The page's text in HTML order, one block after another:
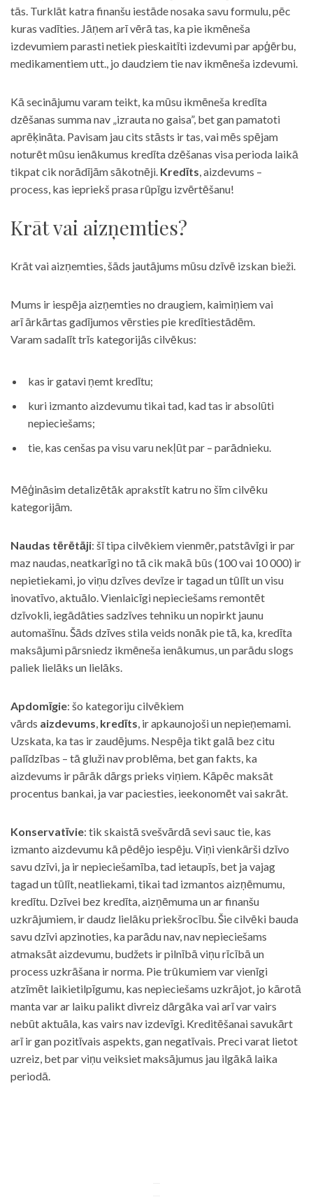
tās. Turklāt katra finanšu iestāde nosaka savu formulu, pēc
kuras vadīties. Jāņem arī vērā tas, ka pie ikmēneša
izdevumiem parasti netiek pieskaitīti izdevumi par apģērbu,
medikamentiem utt., jo daudziem tie nav ikmēneša izdevumi.
Kā secinājumu varam teikt, ka mūsu ikmēneša kredīta
dzēšanas summa nav „izrauta no gaisa”, bet gan pamatoti
aprēķināta. Pavisam jau cits stāsts ir tas, vai mēs spējam
noturēt mūsu ienākumus kredīta dzēšanas visa perioda laikā
tikpat cik norādījām sākotnēji. Kredīts, aizdevums –
process, kas iepriekš prasa rūpīgu izvērtēšanu!
Krāt vai aizņemties?
Krāt vai aizņemties, šāds jautājums mūsu dzīvē izskan bieži.
Mums ir iespēja aizņemties no draugiem, kaimiņiem vai
arī ārkārtas gadījumos vērsties pie kredītiestādēm.
Varam sadalīt trīs kategorijās cilvēkus:
kas ir gatavi ņemt kredītu;
kuri izmanto aizdevumu tikai tad, kad tas ir absolūti
nepieciešams;
tie, kas cenšas pa visu varu nekļūt par – parādnieku.
Mēģināsim detalizētāk aprakstīt katru no šīm cilvēku
kategorijām.
Naudas tērētāji: šī tipa cilvēkiem vienmēr, patstāvīgi ir par
maz naudas, neatkarīgi no tā cik makā būs (100 vai 10 000) ir
nepietiekami, jo viņu dzīves devīze ir tagad un tūlīt un visu
inovatīvo, aktuālo. Vienlaicīgi nepieciešams remontēt
dzīvokli, iegādāties sadzīves tehniku un nopirkt jaunu
automašīnu. Šāds dzīves stila veids nonāk pie tā, ka, kredīta
maksājumi pārsniedz ikmēneša ienākumus, un parādu slogs
paliek lielāks un lielāks.
Apdomīgie: šo kategoriju cilvēkiem
vārds aizdevums, kredīts, ir apkaunojoši un nepieņemami.
Uzskata, ka tas ir zaudējums. Nespēja tikt galā bez citu
palīdzības – tā gluži nav problēma, bet gan fakts, ka
aizdevums ir pārāk dārgs prieks viņiem. Kāpēc maksāt
procentus bankai, ja var paciesties, ieekonomēt vai sakrāt.
Konservatīvie: tik skaistā svešvārdā sevi sauc tie, kas
izmanto aizdevumu kā pēdējo iespēju. Viņi vienkārši dzīvo
savu dzīvi, ja ir nepieciešamība, tad ietaupīs, bet ja vajag
tagad un tūlīt, neatliekami, tikai tad izmantos aizņēmumu,
kredītu. Dzīvei bez kredīta, aizņēmuma un ar finanšu
uzkrājumiem, ir daudz lielāku priekšrocību. Šie cilvēki bauda
savu dzīvi apzinoties, ka parādu nav, nav nepieciešams
atmaksāt aizdevumu, budžets ir pilnībā viņu rīcībā un
process uzkrāšana ir norma. Pie trūkumiem var vienīgi
atzīmēt laikietilpīgumu, kas nepieciešams uzkrājot, jo kārotā
manta var ar laiku palikt divreiz dārgāka vai arī var vairs
nebūt aktuāla, kas vairs nav izdevīgi. Kreditēšanai savukārt
arī ir gan pozitīvais aspekts, gan negatīvais. Preci varat lietot
uzreiz, bet par viņu veiksiet maksājumus jau ilgākā laika
periodā.